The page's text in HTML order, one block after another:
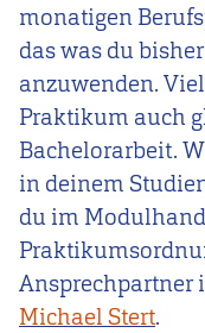
monatigen
das was du
anzuwenden.
Praktikum auch
Bachelorarbeit.
in deinem
du im
Ansprechpartner
Michael Stert.